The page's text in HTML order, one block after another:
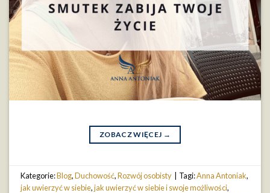
ZOBACZ WIĘCEJ →
Kategorie:Blog,Duchowość,Rozwój osobisty Tagi:Anna Antoniak,
jak uwierzyć w siebie,jak uwierzyć w siebie i swoje możliwości,